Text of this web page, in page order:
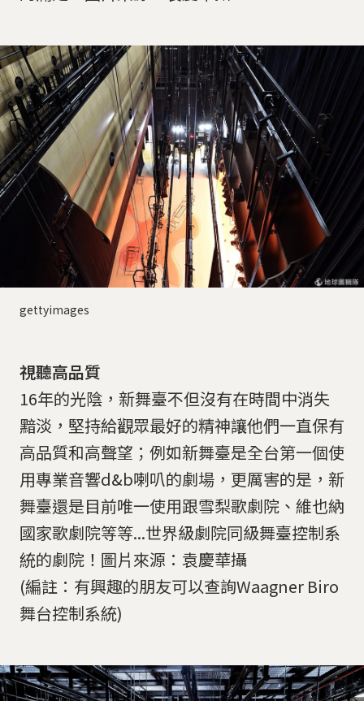
gettyimages
視聽高品質
16年的光陰，新舞臺不但沒有在時間中消失
黯淡，堅持給觀眾最好的精神讓他們一直保有
高品質和高聲望；例如新舞臺是全台第一個使
用專業音響d&b喇叭的劇場，更厲害的是，新
舞臺還是目前唯一使用跟雪梨歌劇院、維也納
國家歌劇院等等...世界級劇院同級舞臺控制系
統的劇院！圖片來源：袁慶華攝
(編註：有興趣的朋友可以查詢Waagner Biro
舞台控制系統)